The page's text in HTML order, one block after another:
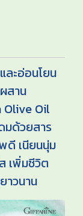
ละอ่อนโยน
สาน
Olive Oil
มด้วยสาร
ดี เนียนนุ่ม
เพิ่มชีวิต
าวนาน